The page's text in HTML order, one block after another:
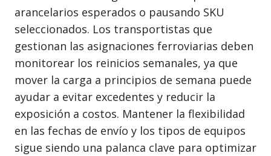
arancelarios esperados o pausando SKU
seleccionados. Los transportistas que
gestionan las asignaciones ferroviarias deben
monitorear los reinicios semanales, ya que
mover la carga a principios de semana puede
ayudar a evitar excedentes y reducir la
exposición a costos. Mantener la flexibilidad
en las fechas de envío y los tipos de equipos
sigue siendo una palanca clave para optimizar